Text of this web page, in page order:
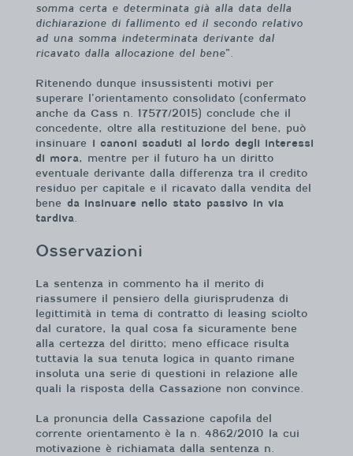
somma certa e determinata già alla data della
dichiarazione di fallimento ed il secondo relativo
ad una somma indeterminata derivante dal
ricavato dalla allocazione del bene”.
Ritenendo dunque insussistenti motivi per
superare l’orientamento consolidato (confermato
anche da Cass n. 17577/2015) conclude che il
concedente, oltre alla restituzione del bene, può
insinuare i canoni scaduti al lordo degli interessi
di mora, mentre per il futuro ha un diritto
eventuale derivante dalla differenza tra il credito
residuo per capitale e il ricavato dalla vendita del
bene da insinuare nello stato passivo in via
tardiva.
Osservazioni
La sentenza in commento ha il merito di
riassumere il pensiero della giurisprudenza di
legittimità in tema di contratto di leasing sciolto
dal curatore, la qual cosa fa sicuramente bene
alla certezza del diritto; meno efficace risulta
tuttavia la sua tenuta logica in quanto rimane
insoluta una serie di questioni in relazione alle
quali la risposta della Cassazione non convince.
La pronuncia della Cassazione capofila del
corrente orientamento è la n. 4862/2010 la cui
motivazione è richiamata dalla sentenza n.